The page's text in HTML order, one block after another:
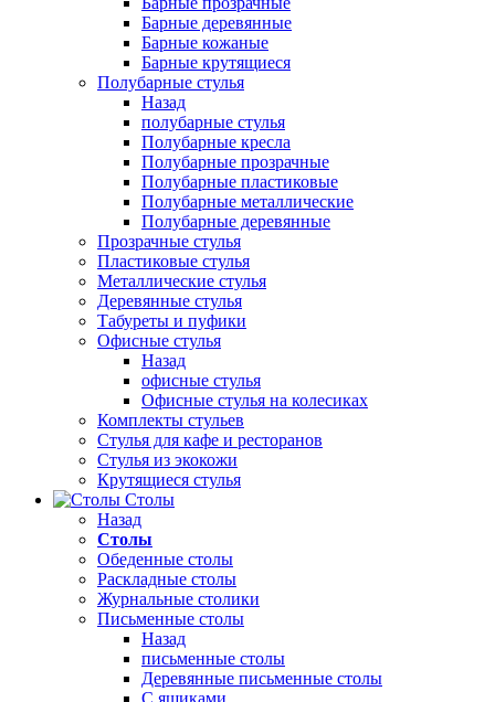
Барные деревянные
Барные кожаные
Барные крутящиеся
Полубарные стулья
Назад
полубарные стулья
Полубарные кресла
Полубарные прозрачные
Полубарные пластиковые
Полубарные металлические
Полубарные деревянные
Прозрачные стулья
Пластиковые стулья
Металлические стулья
Деревянные стулья
Табуреты и пуфики
Офисные стулья
Назад
офисные стулья
Офисные стулья на колесиках
Комплекты стульев
Стулья для кафе и ресторанов
Стулья из экокожи
Крутящиеся стулья
Столы
Назад
Столы
Обеденные столы
Раскладные столы
Журнальные столики
Письменные столы
Назад
письменные столы
Деревянные письменные столы